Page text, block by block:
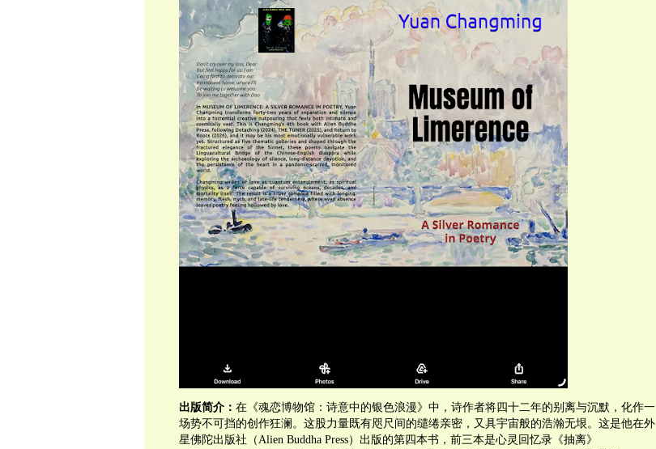
出版简介： 在《魂恋博物馆：诗意中的银色浪漫》中，诗作者将四十二年的别离与沉默，化作一
场势不可挡的创作狂澜。这股力量既有咫尺间的缱绻亲密，又具宇宙般的浩瀚无垠。这是他在外
星佛陀出版社（Alien Buddha Press）出版的第四本书，前三本是心灵回忆录《抽离》